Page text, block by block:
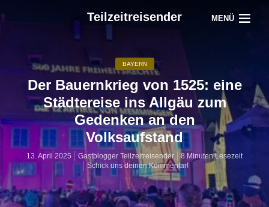
Teilzeitreisender MENÜ
BAYERN
Der Bauernkrieg von 1525: eine
Städtereise ins Allgäu zum
Gedenken an den
Volksaufstand
13. April 2025 Gastblogger Teilzeitreisender
8 Minuten Lesezeit
Schick uns deinen Kommentar!